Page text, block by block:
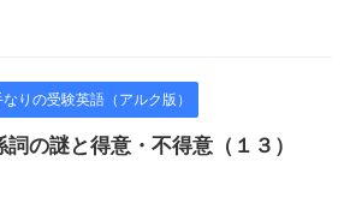
りの受験英語（アルク版）
詞の謎と得意・不得意（１３）